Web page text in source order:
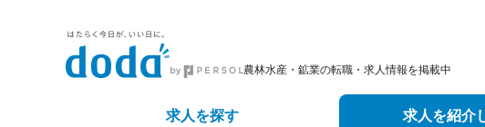
農林水産・鉱業の転職・求人情報を掲載中
求人を探す 求人を紹介